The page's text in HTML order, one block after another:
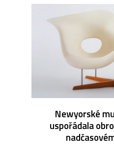
Newyorské
uspořádala